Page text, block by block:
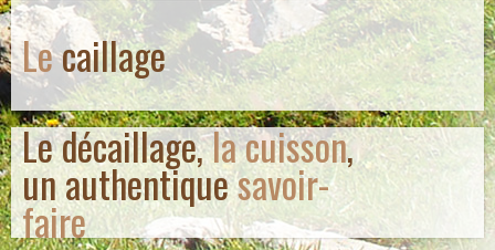
Lecaillage
Le décaillage,la cuisson,
un authentiquesavoir-
faire